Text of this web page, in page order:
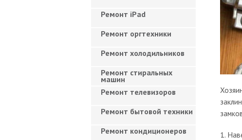
1.
Ремонт iPad
Ремонт оргтехники
Ремонт холодильников
Ремонт стиральных
машин
Ремонт телевизоров
Ремонт бытовой техники
Ремонт кондиционеров